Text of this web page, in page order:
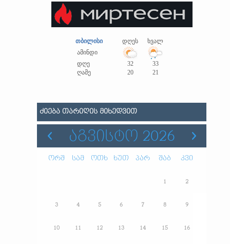
თბილისი დღეს
ხვალ
ამინდი
დღე
32
33
ღამე
20 21
ᲫᲘᲔᲑᲐ ᲗᲐᲠᲘᲦᲘᲡ ᲛᲘᲮᲔᲓᲕᲘᲗ
ᲐᲒᲕᲘᲡᲢᲝ 2026
ორშ სამ ოთხ ხუთ პარ შაბ კვი
1 2
3 4 5 6 7 8 9
10 11 12 13 14 15 16